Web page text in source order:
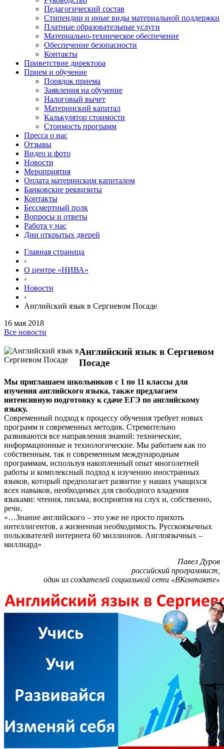
Педагогический состав
Стипендии и иные виды материальной поддержки
Платные образовательные услуги
Материально-техническое обеспечение
Обеспечение безопасности
Контакты
Приветствие директора
Прием и обучение
Порядок приема
Заявления на обучение
Налоговый вычет
Материнский капитал
Калькулятор стоимости
Стоимость программ
Пресса о нас
Отзывы
Видео и фото
Новости
Мероприятия
Оплата материнским капиталом
Банковские реквизиты
Контакты
Бессмертный полк
Вопросы и ответы
Работа у нас
Дни открытых дверей
Главная страница
›
О центре «НИВА»
›
Новости
›
Английский язык в Сергиевом Посаде
16 мая 2018
Все новости
Английский язык в Сергиевом
Посаде
Мы приглашаем школьников с 1 по 11 классы для
изучения английского языка, также предлагаем
интенсивную подготовку к сдаче ЕГЭ по английскому
языку.
Современный подход к процессу обучения требует новых
программ и современных методик. Стремительно
развиваются все направления знаний: технические,
информационные и технологические. Мы работаем как по
собственным, так и современным международным
программам, используя накопленный опыт многолетней
работы и комплексный подход к изучению иностранных
языков, который предполагает развитие у наших учащихся
всех навыков, необходимых для свободного владения
языками: чтения, письма, восприятия на слух и, собственно,
речи.
«…Знание английского – это уже не просто прихоть
интеллигентов, а жизненная необходимость. Русскоязычных
пользователей интернета 60 миллионов. Англоязычных –
миллиард»
Павел Дуров
российский программист,
один из создателей социальной сети «ВКонтакте»